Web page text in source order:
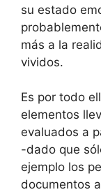
su estado
más a la
vividos.
Es por todo
elementos
evaluados a
-dado que
ejemplo los
documentos